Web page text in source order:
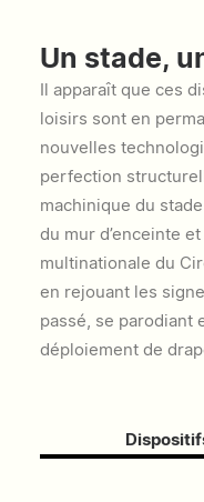
Un stade,
Il apparaît que ces
loisirs sont en
nouvelles
perfection
machinique du
du mur d’enceinte
multinationale du
en rejouant les
passé, se parodiant
déploiement de